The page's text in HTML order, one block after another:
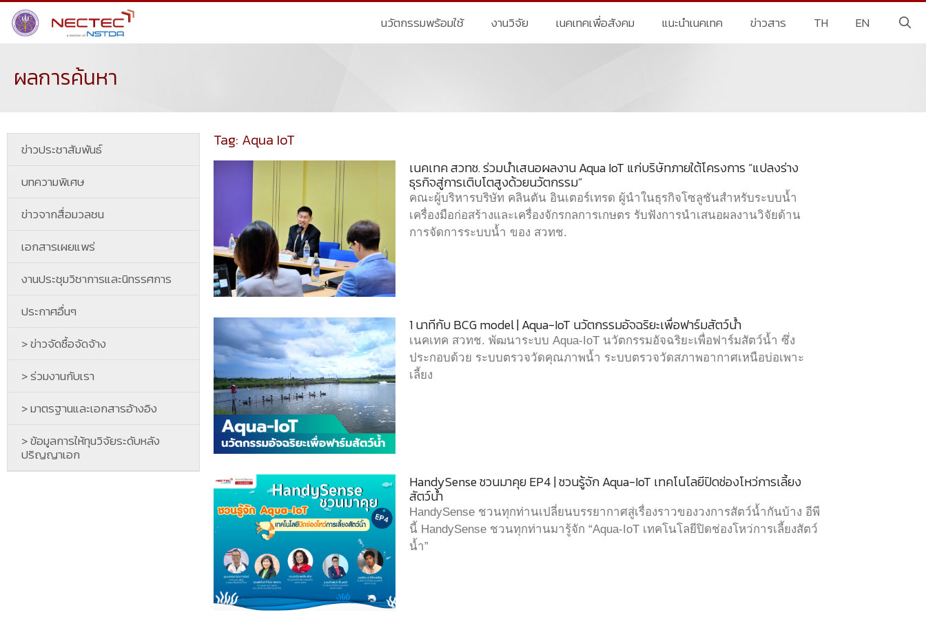
นวัตกรรมพร้อมใช้ งานวิจัย เนคเทคเพื่อสังคม แนะนำเนคเทค ข่าวสาร TH EN
ผลการค้นหา
ข่าวประชาสัมพันธ์
บทความพิเศษ
ข่าวจากสื่อมวลชน
เอกสารเผยแพร่
งานประชุมวิชาการและนิทรรศการ
ประกาศอื่นๆ
> ข่าวจัดซื้อจัดจ้าง
> ร่วมงานกับเรา
> มาตรฐานและเอกสารอ้างอิง
> ข้อมูลการให้ทุนวิจัยระดับหลัง
ปริญญาเอก
Tag: Aqua IoT
เนคเทค สวทช. ร่วมนำเสนอผลงาน Aqua IoT แก่บริษัทภายใต้โครงการ “แปลงร่าง
ธุรกิจสู่การเติบโตสูงด้วยนวัตกรรม”
คณะผู้บริหารบริษัท คลินตัน อินเตอร์เทรด ผู้นำในธุรกิจโซลูชันสำหรับระบบน้ำ
เครื่องมือก่อสร้างและเครื่องจักรกลการเกษตร รับฟังการนำเสนอผลงานวิจัยด้าน
การจัดการระบบน้ำ ของ สวทช.
1 นาทีกับ BCG model | Aqua-IoT นวัตกรรมอัจฉริยะเพื่อฟาร์มสัตว์น้ำ
เนคเทค สวทช. พัฒนาระบบ Aqua-IoT นวัตกรรมอัจฉริยะเพื่อฟาร์มสัตว์น้ำ ซึ่ง
ประกอบด้วย ระบบตรวจวัดคุณภาพน้ำ ระบบตรวจวัดสภาพอากาศเหนือบ่อเพาะ
เลี้ยง
HandySense ชวนมาคุย EP4 | ชวนรู้จัก Aqua-IoT เทคโนโลยีปิดช่องโหว่การเลี้ยง
สัตว์น้ำ
HandySense ชวนทุกท่านเปลี่ยนบรรยากาศสู่เรื่องราวของวงการสัตว์น้ำกันบ้าง อีพี
นี้ HandySense ชวนทุกท่านมารู้จัก “Aqua-IoT เทคโนโลยีปิดช่องโหว่การเลี้ยงสัตว์
น้ำ”